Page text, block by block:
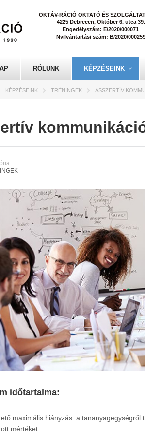
OKTÁV-RÁCIÓ OKTATÓ ÉS
4225 Debrecen, Október 6. utca 39.
Engedélyszám: E/2020/000071
Nyilvántartási szám: B/2020/000259
RÓLUNK KÉPZÉSEINK
KÉPZÉSEINK TRÉNINGEK ASSZERTÍV
időtartalma:
maximális hiányzás: a
mértéket.